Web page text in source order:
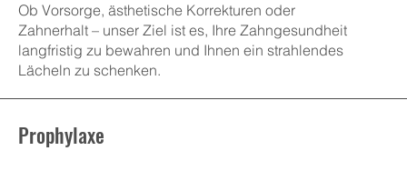
Ob Vorsorge, ästhetische Korrekturen oder
Zahnerhalt – unser Ziel ist es, Ihre Zahngesundheit
langfristig zu bewahren und Ihnen ein strahlendes
Lächeln zu schenken.
Prophylaxe